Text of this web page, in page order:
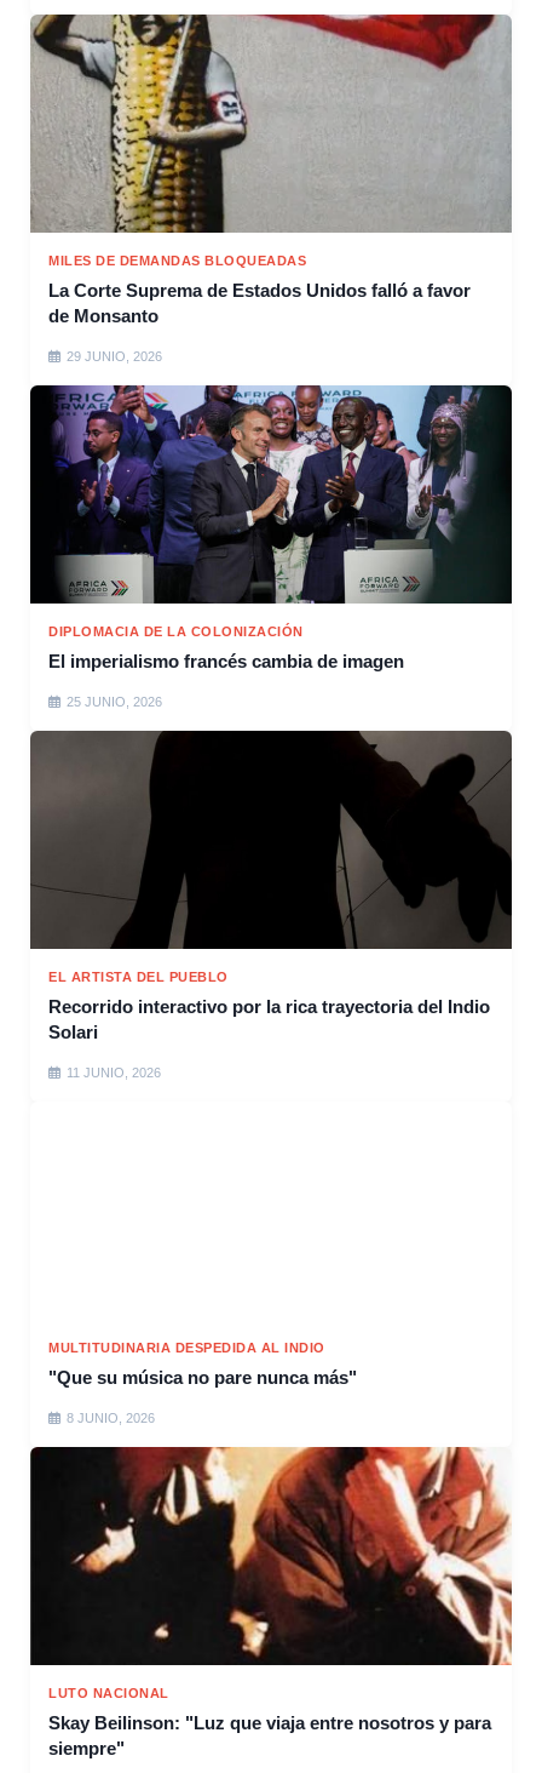
MILES DE DEMANDAS BLOQUEADAS
La Corte Suprema de Estados Unidos falló a favor
de Monsanto
29 JUNIO, 2026
DIPLOMACIA DE LA COLONIZACIÓN
El imperialismo francés cambia de imagen
25 JUNIO, 2026
EL ARTISTA DEL PUEBLO
Recorrido interactivo por la rica trayectoria del Indio
Solari
11 JUNIO, 2026
MULTITUDINARIA DESPEDIDA AL INDIO
"Que su música no pare nunca más"
8 JUNIO, 2026
LUTO NACIONAL
Skay Beilinson: "Luz que viaja entre nosotros y para
siempre"